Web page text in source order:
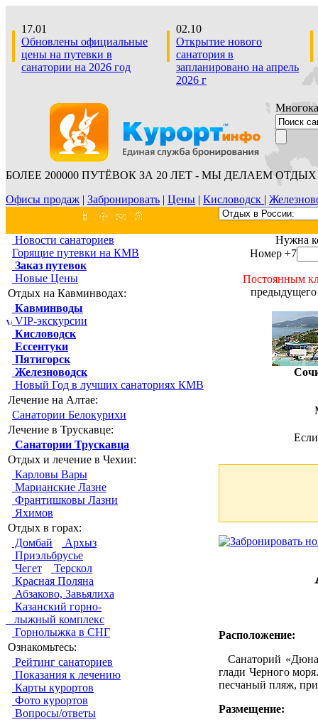
17.01
Обновлены официальные
цены на путевки в
санатории на 2026 год
02.10
Открытие нового
санатория в
запланировано на апрель
2026 г
БОЛЕЕ 200000 ПУТЁВОК ЗА 20 ЛЕТ - МЫ ДЕЛАЕМ ОТДЫХ
Офисы продаж | Забронировать | Цены | Кисловодск |
Новости санаториев
Горящие путевки на КМВ
Заказ путевок
Новые Цены
Отдых на Кавминводах:
Кавминводы
VIP-экскурсии
Кисловодск
Ессентуки
Пятигорск
Железноводск
Новый Год в лучших санаториях КМВ
Лечение на Алтае:
Санатории Белокурихи
Лечение в Трускавце:
Санатории Трускавца
Отдых и лечение в Чехии:
Карловы Вары
Марианские Лазне
Франтишковы Лазни
Яхимов
Отдых в горах:
Домбай
Архыз
Приэльбрусье
Чегет
Терскол
Красная Поляна
Абзаково, Завьялиха
Казанский горно-
лыжный комплекс
Горнолыжка в СНГ
Ознакомьтесь:
Рейтинг санаториев
Показания к лечению
Карты курортов
Фото курортов
Вопросы/ответы
Нужна
Номер +7
Постоянным
предыдущего
Расположение:
Санаторий
глади Черного
песчаный пляж,
Размещение: